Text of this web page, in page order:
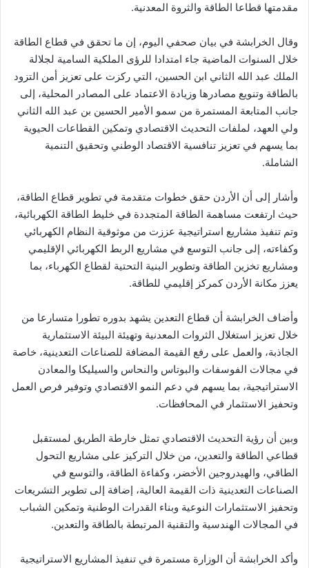
مقدمتها قطاعا الطاقة والثروة المعدنية.
وقال الخرابشة في بيان صحفي اليوم، إن ما تحقق في قطاع الطاقة
خلال السنوات الماضية جاء امتدادا للرؤى الملكية السامية لجلالة
الملك عبد الله الثاني ابن الحسين، التي ركزت على تعزيز أمن التزود
بالطاقة وتنويع مصادرها وزيادة الاعتماد على المصادر المحلية، إلى
جانب المتابعة المستمرة من سمو الأمير الحسين بن عبد الله الثاني
ولي العهد، لملفات التحديث الاقتصادي وتمكين القطاعات الحيوية
بما يسهم في تعزيز تنافسية الاقتصاد الوطني وتحقيق التنمية
الشاملة.
وأشار إلى أن الأردن حقق خطوات متقدمة في تطوير قطاع الطاقة،
حيث ارتفعت مساهمة الطاقة المتجددة في خليط الطاقة الكهربائية،
وتم تنفيذ مشاريع استراتيجية عززت من موثوقية النظام الكهربائي
وكفاءته، إلى جانب التوسع في مشاريع الربط الكهربائي الإقليمي
ومشاريع تخزين الطاقة وتطوير البنية التحتية لقطاع الكهرباء، بما
يعزز مكانة الأردن كمركز إقليمي للطاقة.
وأضاف الخرابشة أن قطاع التعدين يشهد بدوره تطورا متسارعا من
خلال تعزيز استغلال الثروات المعدنية وتهيئة البيئة الاستثمارية
الجاذبة، والعمل على رفع القيمة المضافة للصناعات التعدينية، خاصة
في مجالات الفوسفات والبوتاس والنحاس والسيليكا والمعادن
الاستراتيجية، بما يسهم في دعم النمو الاقتصادي وتوفير فرص العمل
وتحفيز الاستثمار في المحافظات.
وبين أن رؤية التحديث الاقتصادي تمثل خارطة الطريق لمستقبل
قطاعي الطاقة والتعدين، من خلال التركيز على مشاريع التحول
الطاقي، والهيدروجين الأخضر، وكفاءة الطاقة، والتوسع في
الصناعات التعدينية ذات القيمة العالية، إضافة إلى تطوير التشريعات
وتحفيز الاستثمارات النوعية وبناء القدرات الوطنية وتمكين الشباب
في المجالات الهندسية والتقنية المرتبطة بالطاقة والتعدين.
وأكد الخرابشة أن الوزارة مستمرة في تنفيذ المشاريع الاستراتيجية